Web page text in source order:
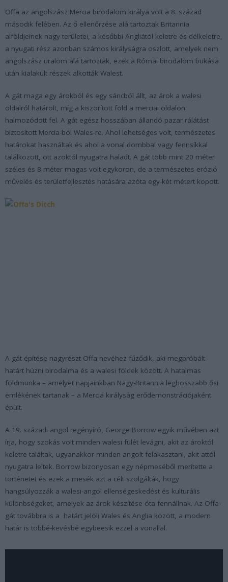
Offa az angolszász Mercia birodalom királya volt a 8. század
második felében. Az ő ellenőrzése alá tartoztak Britannia
alföldjeinek nagy területei, a későbbi Angliától keletre és délkeletre,
a nyugati rész azonban számos királyságra oszlott, amelyek nem
angolszász uralom alá tartoztak, ezek a Római birodalom bukása
után kialakult részek alkották Walest.
A gát maga egy árokból és egy sáncból állt, az árok a walesi
oldalról határolt, míg a kiszorított föld a merciai oldalon
halmozódott fel. A gát egész hosszában állandó pazar rálátást
biztosított Mercia-ból Wales-re. Ahol lehetséges volt, természetes
határokat használtak és ahol a vonal dombbal vagy fennsíkkal
találkozott, ott azoktól nyugatra haladt. A gát több mint 20 méter
széles és 8 méter magas volt egykoron, de a természetes erózió
művelés és területfejlesztés hatására azóta egy-két métert kopott.
A gát építése nagyrészt Offa nevéhez fűződik, aki megpróbált
határt húzni birodalma és a walesi földek között. A hatalmas
földmunka – amelyet napjainkban Nagy-Britannia leghosszabb ősi
emlékének tartanak – a Mercia királyság erődemonstrációjaként
épült.
A 19. századi angol regényíró, George Borrow egyik művében azt
írja, hogy szokás volt minden walesi fülét levágni, akit az ároktól
keletre találtak, ugyanakkor minden angolt felakasztani, akit attól
nyugatra leltek. Borrow bizonyosan egy népmeséből merítette a
történetet és ezek a mesék azt a célt szolgálták, hogy
hangsúlyozzák a walesi-angol ellenségeskedést és kulturális
különbségeket, amelyek az árok készítése óta fennállnak. Az Offa-
gát továbbra is a határt jelöli Wales és Anglia között, a modern
határ is többé-kevésbé egybeesik ezzel a vonallal.